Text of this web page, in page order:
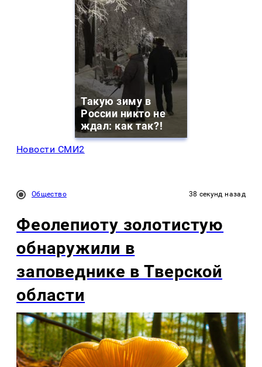
Такую зиму в
России никто не
ждал: как так?!
Новости СМИ2
Общество 38 секунд назад
Феолепиоту золотистую
обнаружили в
заповеднике в Тверской
области